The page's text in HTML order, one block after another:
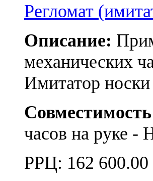
Регломат
Описание:
механических
Имитатор
часов на руке -
РРЦ: 162 600.00